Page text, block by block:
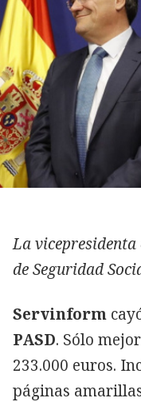
La
de Seguridad
Servinform
PASD. Sólo
233.000 euros.
páginas